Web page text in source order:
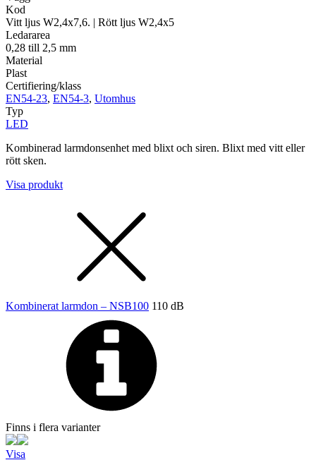
Kod
Vitt ljus W2,4x7,6. | Rött ljus W2,4x5
Ledararea
0,28 till 2,5 mm
Material
Plast
Certifiering/klass
EN54-23, EN54-3, Utomhus
Typ
LED
Kombinerad larmdonsenhet med blixt och siren. Blixt med vitt eller
rött sken.
Visa produkt
Kombinerat larmdon – NSB100 110 dB
Finns i flera varianter
Visa